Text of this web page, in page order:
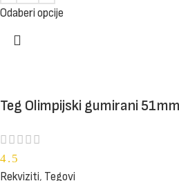
Odaberi opcije
Teg Olimpijski gumirani 51mm
4.5
Rekviziti, Tegovi